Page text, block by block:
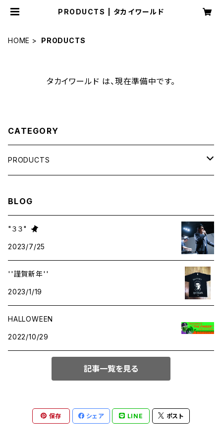
PRODUCTS | タカイワールド
HOME PRODUCTS
タカイワールド は、現在準備中です。
CATEGORY
PRODUCTS
APPAREL
TICKETS
BLOG
"３３"
2023/7/25
''謹賀新年''
2023/1/19
HALLOWEEN
2022/10/29
記事一覧を見る
保存 シェア LINE ポスト